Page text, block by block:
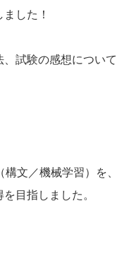
した！
試験の感想について
文／機械学習）を、
目指しました。